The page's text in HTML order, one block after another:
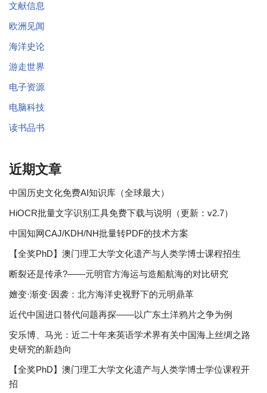
文献信息
欧洲见闻
海洋史论
游走世界
电子资源
电脑科技
读书品书
近期文章
中国历史文化免费AI知识库（全球最大）
HiOCR批量文字识别工具免费下载与说明（更新：v2.7）
中国知网CAJ/KDH/NH批量转PDF的技术方案
【全奖PhD】澳门理工大学文化遗产与人类学博士课程招生
断裂还是传承?——元明官方海运与造船航海的对比研究
嬗变·渐变·因袭：北方海洋史视野下的元明鼎革
近代中国进口替代问题再探——以广东土洋鸦片之争为例
安乐博、马光：近二十年来英语学术界有关中国海上丝绸之路
史研究的新趋向
【全奖PhD】澳门理工大学文化遗产与人类学博士学位课程开
招